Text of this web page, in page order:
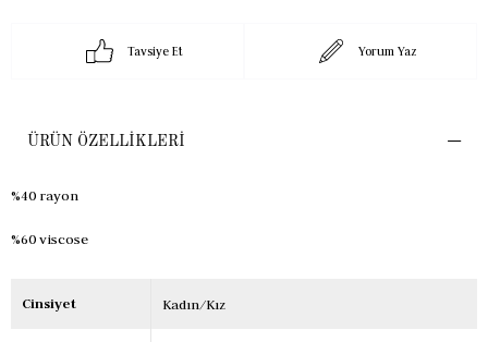
Tavsiye Et Yorum Yaz
ÜRÜN ÖZELLIKLERI
%40 rayon
%60 viscose
Cinsiyet Kadın/Kız